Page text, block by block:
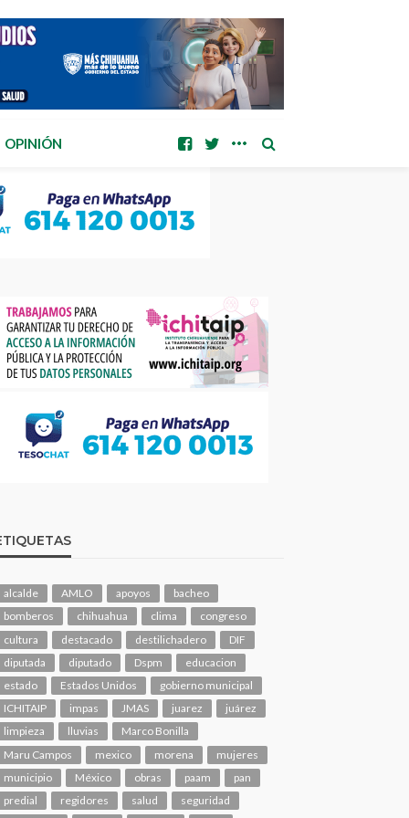
OPINIÓN
alcalde AMLO apoyos
bacheo
bomberos
chihuahua clima
congreso
cultura
destacado destilichadero
DIF
diputada
diputado Dspm
educacion
estado
Estados Unidos
gobierno municipal
ICHITAIP
impas JMAS juarez
juárez
limpieza
lluvias
Marco Bonilla
Maru Campos
mexico morena
mujeres
municipio
México obras paam
pan
predial
regidores salud
seguridad